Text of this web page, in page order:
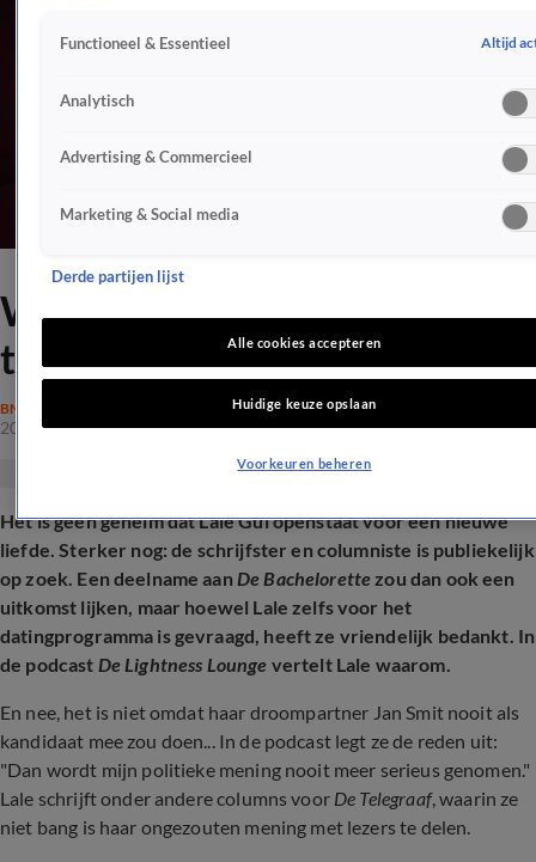
Waarom Lale Gül 'nee' zei
tegen De Bachelorette
BN'ERS
20 mei 2026, 16:42
Het is geen geheim dat Lale Gül openstaat voor een nieuwe
liefde. Sterker nog: de schrijfster en columniste is publiekelijk
op zoek. Een deelname aan De Bachelorettezou dan ook een
uitkomst lijken, maar hoewel Lale zelfs voor het
datingprogramma is gevraagd, heeft ze vriendelijk bedankt. In
de podcast De Lightness Lounge vertelt Lale waarom.
En nee, het is niet omdat haar droompartner Jan Smit nooit als
kandidaat mee zou doen... In de podcast legt ze de reden uit:
"Dan wordt mijn politieke mening nooit meer serieus genomen."
Lale schrijft onder andere columns voor De Telegraaf,waarin ze
niet bang is haar ongezouten mening met lezers te delen.
Functioneel & Essentieel Altijd
Analytisch
Advertising & Commercieel
Marketing & Social media
Derde partijen lijst
Alle cookies accepteren
Huidige keuze opslaan
Voorkeuren beheren